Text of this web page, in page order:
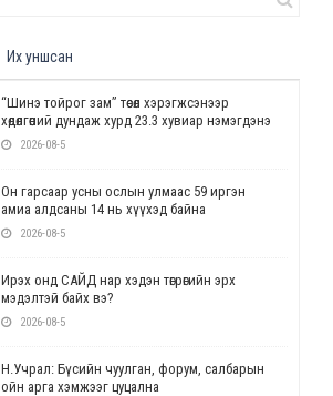
Их уншсан
“Шинэ тойрог зам” төсөл хэрэгжсэнээр
хөдөлгөөний дундаж хурд 23.3 хувиар нэмэгдэнэ
2026-08-5
Он гарсаар усны ослын улмаас 59 иргэн
амиа алдсаны 14 нь хүүхэд байна
2026-08-5
Ирэх онд САЙД нар хэдэн төгрөгийн эрх
мэдэлтэй байх вэ?
2026-08-5
Н.Учрал: Бүсийн чуулган, форум, салбарын
ойн арга хэмжээг цуцална